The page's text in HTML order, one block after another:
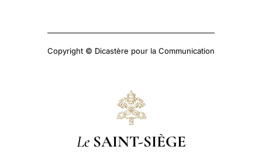
Copyright © Dicastère pour la Communication
Le SAINT-SIÈGE